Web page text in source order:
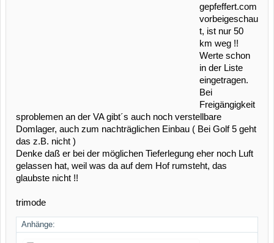
gepfeffert.com
vorbeigeschau
t, ist nur 50
km weg !!
Werte schon
in der Liste
eingetragen.
Bei
Freigängigkeit
sproblemen an der VA gibt´s auch noch verstellbare
Domlager, auch zum nachträglichen Einbau ( Bei Golf 5 geht
das z.B. nicht )
Denke daß er bei der möglichen Tieferlegung eher noch Luft
gelassen hat, weil was da auf dem Hof rumsteht, das
glaubste nicht !!
trimode
Anhänge: